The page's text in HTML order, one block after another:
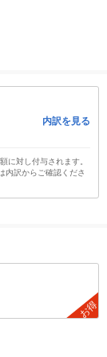
内訳を見る
に対し付与されます。
内訳からご確認くださ
お得